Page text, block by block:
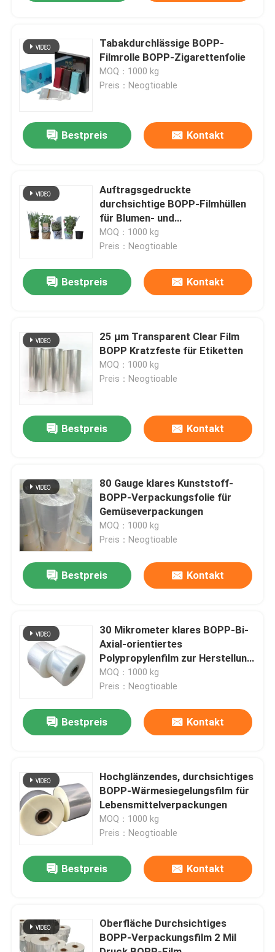
Produkte
Videos
Über uns
Qualitätskontrolle
Referenzen
PE-Schrumpffolie
PVC-Psychiatersverpackungsfilm
Tabakdurchlässige BOPP-
Filmrolle BOPP-Zigarettenfolie
MOQ：1000 kg
Preis：Neogtioable
Bestpreis Kontakt
Auftragsgedruckte
durchsichtige BOPP-Filmhüllen
für Blumen- und
Pflanzenverpackungen
MOQ：1000 kg
Preis：Neogtioable
Bestpreis Kontakt
25 μm Transparent Clear Film
BOPP Kratzfeste für Etiketten
MOQ：1000 kg
Preis：Neogtioable
Bestpreis Kontakt
80 Gauge klares Kunststoff-
BOPP-Verpackungsfolie für
Gemüseverpackungen
MOQ：1000 kg
Preis：Neogtioable
Bestpreis Kontakt
30 Mikrometer klares BOPP-Bi-
Axial-orientiertes
Polypropylenfilm zur Herstellung
von Beuteln
MOQ：1000 kg
Preis：Neogtioable
Bestpreis Kontakt
Hochglänzendes, durchsichtiges
BOPP-Wärmesiegelungsfilm für
Lebensmittelverpackungen
MOQ：1000 kg
Preis：Neogtioable
Bestpreis Kontakt
Oberfläche Durchsichtiges
BOPP-Verpackungsfilm 2 Mil